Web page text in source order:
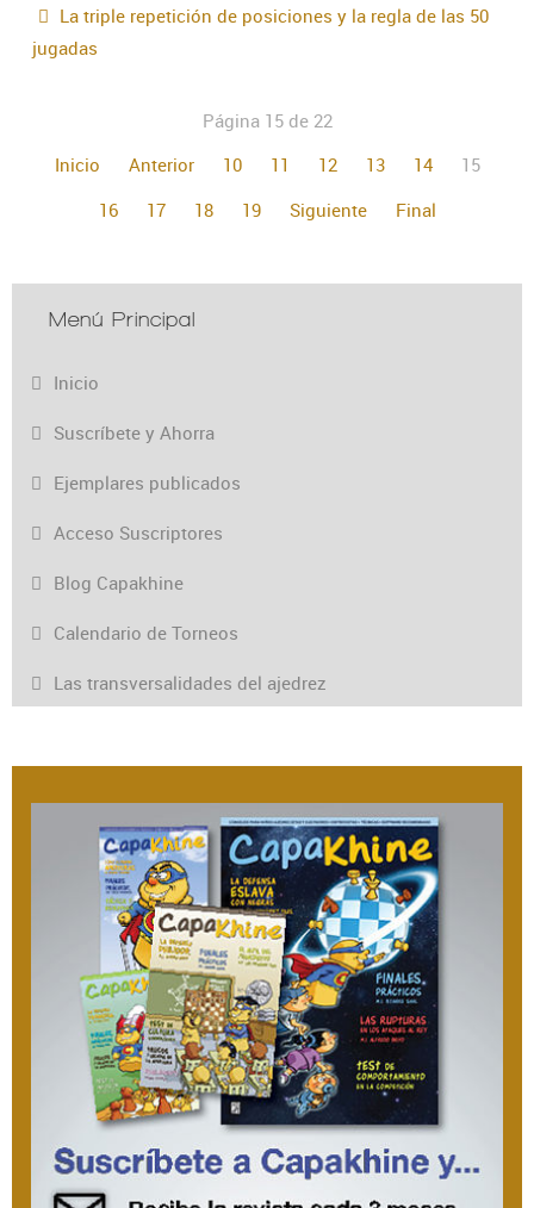
La triple repetición de posiciones y la regla de las 50
jugadas
Página 15 de 22
Inicio
Anterior 10 11 12 13 14
15
16
17 18 19 Siguiente Final
Menú Principal
Inicio
Suscríbete y Ahorra
Ejemplares publicados
Acceso Suscriptores
Blog Capakhine
Calendario de Torneos
Las transversalidades del ajedrez